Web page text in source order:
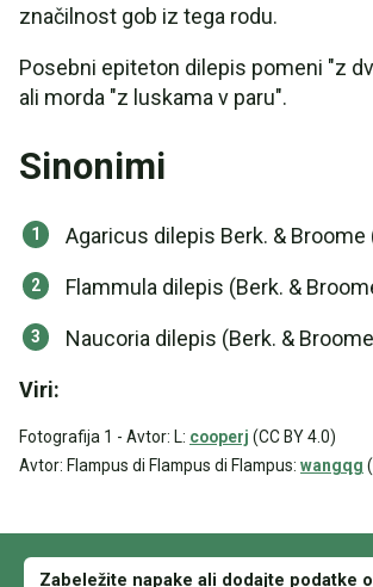
značilnost gob iz tega rodu.
Posebni epiteton dilepis pomeni "z
ali morda "z luskama v paru".
Sinonimi
Agaricus dilepis Berk. & Broome
Flammula dilepis (Berk. &
Naucoria dilepis (Berk. &
Viri:
Fotografija 1 - Avtor: L: cooperj (CC BY 4.0)
Avtor: Flampus di Flampus di Flampus: wangqg